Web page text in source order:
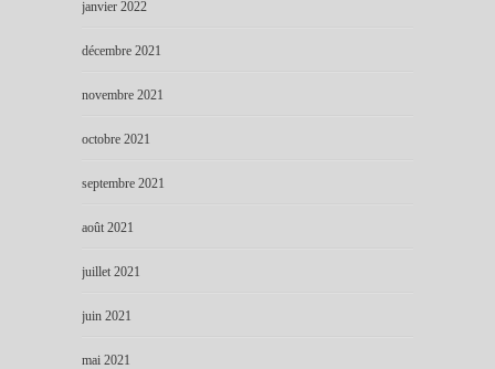
janvier 2022
décembre 2021
novembre 2021
octobre 2021
septembre 2021
août 2021
juillet 2021
juin 2021
mai 2021